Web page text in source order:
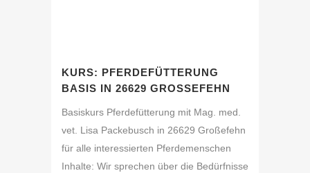
KURS: PFERDEFÜTTERUNG
BASIS IN 26629 GROSSEFEHN
Basiskurs Pferdefütterung mit Mag. med.
vet. Lisa Packebusch in 26629 Großefehn
für alle interessierten Pferdemenschen
Inhalte: Wir sprechen über die Bedürfnisse